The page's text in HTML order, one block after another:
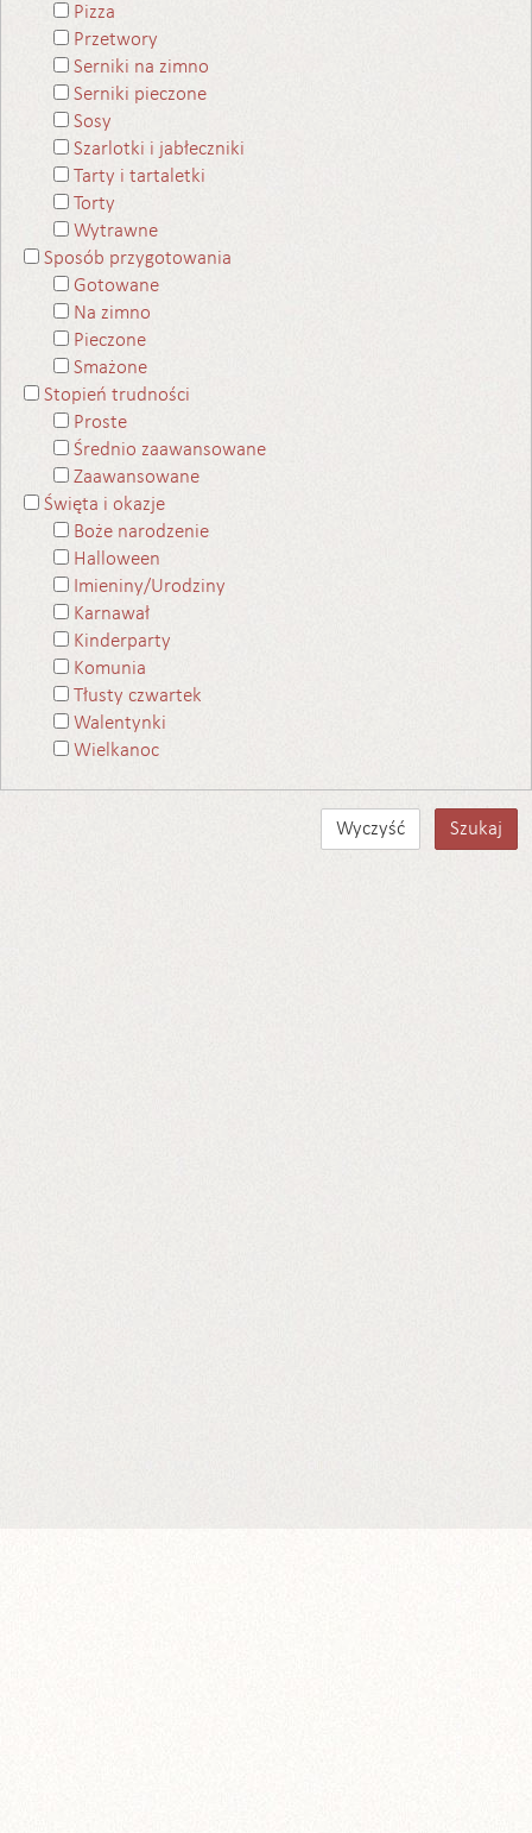
Pizza
Przetwory
Serniki na zimno
Serniki pieczone
Sosy
Szarlotki i jabłeczniki
Tarty i tartaletki
Torty
Wytrawne
Sposób przygotowania
Gotowane
Na zimno
Pieczone
Smażone
Stopień trudności
Proste
Średnio zaawansowane
Zaawansowane
Święta i okazje
Boże narodzenie
Halloween
Imieniny/Urodziny
Karnawał
Kinderparty
Komunia
Tłusty czwartek
Walentynki
Wielkanoc